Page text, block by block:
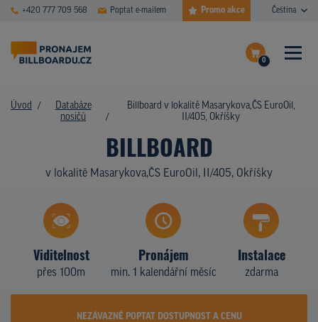
+420 777 709 568 Poptat e-mailem Promo akce Čeština
0
Dokončit poptávku
ČASTÉ DOTAZY
PLOCHY V AKCI
TYPY NOSIČŮ
Z PRAXE
Úvod
Databáze
nosičů
Billboard v lokalitě Masarykova,ČS EuroOil,
II/405, Okříšky
BILLBOARD
v lokalitě Masarykova,ČS EuroOil, II/405, Okříšky
Viditelnost
přes 100m
Pronájem
min. 1 kalendářní měsíc
Instalace
zdarma
NEZÁVAZNĚ POPTAT DOSTUPNOST A CENU